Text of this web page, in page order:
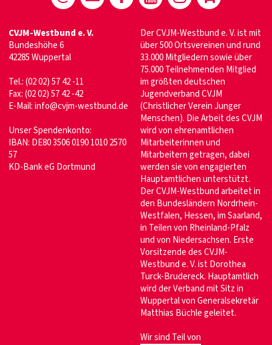
CVJM-Westbund e. V.
Bundeshöhe 6
42285 Wuppertal
Tel.: (02 02) 57 42 -11
Fax: (02 02) 57 42 -42
E-Mail:info@cvjm-westbund.de
Unser Spendenkonto:
IBAN: DE80 3506 0190 1010 2570
57
KD-Bank eG Dortmund
Der CVJM-Westbund e. V. ist mit
über 500 Ortsvereinen und rund
33.000 Mitgliedern sowie über
75.000 Teilnehmenden Mitglied
im größten deutschen
Jugendverband CVJM
(Christlicher Verein Junger
Menschen). Die Arbeit des CVJM
wird von ehrenamtlichen
Mitarbeiterinnen und
Mitarbeitern getragen, dabei
werden sie von engagierten
Hauptamtlichen unterstützt.
Der CVJM-Westbund arbeitet in
den Bundesländern Nordrhein-
Westfalen, Hessen, im Saarland,
in Teilen von Rheinland-Pfalz
und von Niedersachsen. Erste
Vorsitzende des CVJM-
Westbund e. V. ist Dorothea
Turck-Brudereck. Hauptamtlich
wird der Verband mit Sitz in
Wuppertal von Generalsekretär
Matthias Büchle geleitet.
Wir sind Teil von